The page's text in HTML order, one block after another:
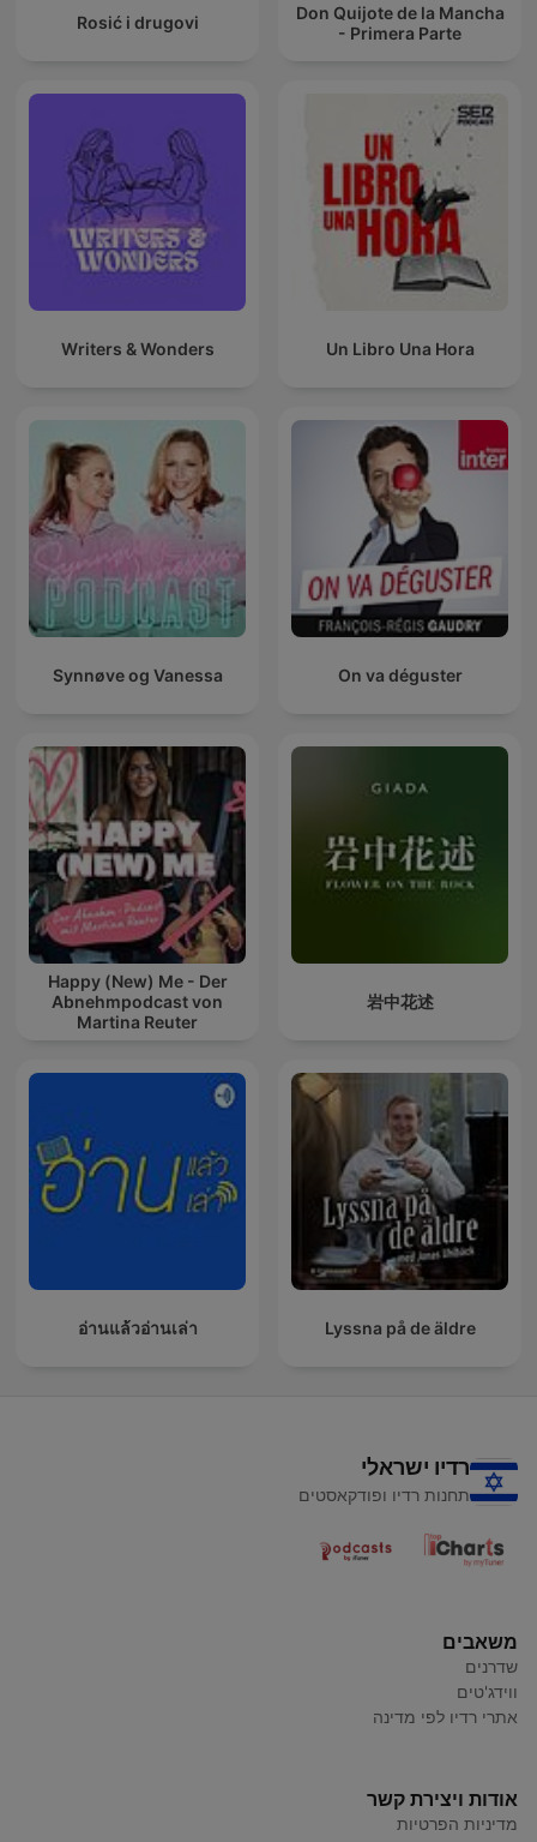
Don Quijote de la Mancha
- Primera Parte
Rosić i drugovi
Un Libro Una Hora
Writers & Wonders
On va déguster
Synnøve og Vanessa
岩中花述
Happy (New) Me - Der
Abnehmpodcast von
Martina Reuter
Lyssna på de äldre
อ่านแล้วอ่านเล่า
רדיו ישראלי
תחנות רדיו ופודקאסטים
משאבים
שדרנים
ווידג'טים
אתרי רדיו לפי מדינה
אודות ויצירת קשר
מדיניות הפרטיות